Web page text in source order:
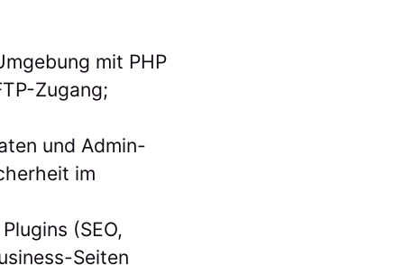
mit PHP
Zugang;
und Admin-
im
(SEO,
Seiten